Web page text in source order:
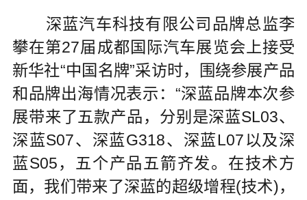
深蓝汽车科技有限公司品牌总监李
攀在第27届成都国际汽车展览会上接受
新华社“中国名牌”采访时，围绕参展产品
和品牌出海情况表示：“深蓝品牌本次参
展带来了五款产品，分别是深蓝SL03、
深蓝S07、深蓝G318、深蓝L07以及深
蓝S05，五个产品五箭齐发。在技术方
面，我们带来了深蓝的超级增程(技术)，